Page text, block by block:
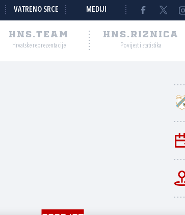
VATRENO SRCE MEDIJI
HNS.TEAM
Hrvatske reprezentacije
HNS.RIZNICA
Povijest i statistika